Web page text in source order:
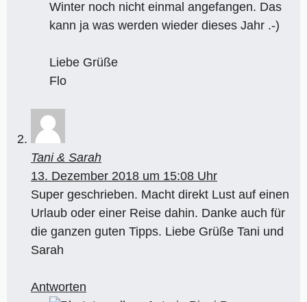
Winter noch nicht einmal angefangen. Das
kann ja was werden wieder dieses Jahr .-)
Liebe Grüße
Flo
Tani & Sarah
13. Dezember 2018 um 15:08 Uhr
Super geschrieben. Macht direkt Lust auf einen
Urlaub oder einer Reise dahin. Danke auch für
die ganzen guten Tipps. Liebe Grüße Tani und
Sarah
Antworten